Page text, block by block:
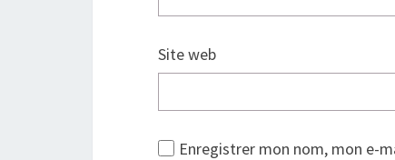
Site web
Enregistrer mon nom, mon e-